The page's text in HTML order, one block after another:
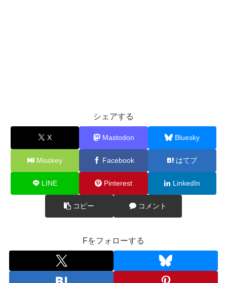
シェアする
X Mastodon Bluesky
Misskey Facebook はてブ
LINE Pinterest LinkedIn
コピー コメント
Fをフォローする